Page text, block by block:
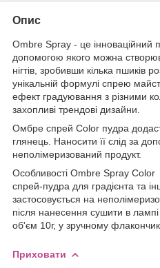
Опис
Ombre Spray - це інноваційний
допомогою якого можна
нігтів, зробивши кілька пшиків
унікальній формулі спрею
ефект градуювання з різними
захопливі трендові дизайни.
Омбре спрей Color пудра
глянець. Наносити її слід за
неполімеризований продукт.
Особливості Ombre Spray Color
спрей-пудра для градієнта та
застосовується на
після нанесення сушити в
об'єм 10г, у зручному
Приховати